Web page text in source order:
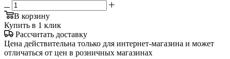
В корзину
Купить в 1 клик
Рассчитать доставку
Цена действительна только для интернет-магазина и может
отличаться от цен в розничных магазинах